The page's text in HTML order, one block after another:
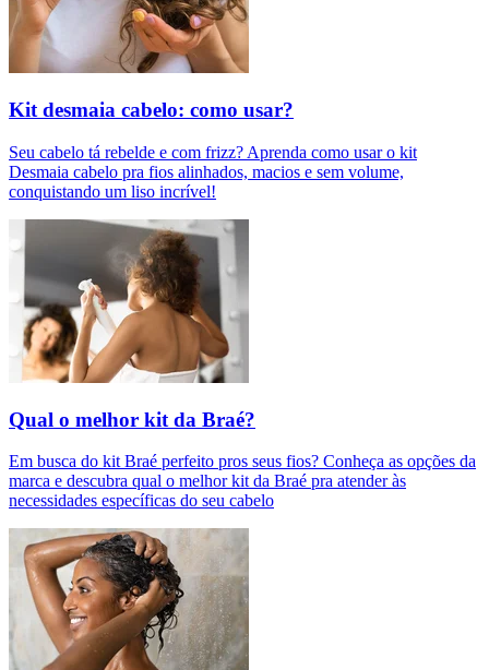
Kit desmaia cabelo: como usar?
Seu cabelo tá rebelde e com frizz? Aprenda como usar o kit
Desmaia cabelo pra fios alinhados, macios e sem volume,
conquistando um liso incrível!
Qual o melhor kit da Braé?
Em busca do kit Braé perfeito pros seus fios? Conheça as opções da
marca e descubra qual o melhor kit da Braé pra atender às
necessidades específicas do seu cabelo